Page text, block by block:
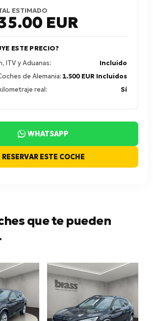
ESTIMADO
EUR
ESTE PRECIO?
ITV y Aduanas:
Incluido
de Alemania: 1.500 EUR Incluidos
real:
Sí
WHATSAPP
RESERVAR ESTE COCHE
que te pueden